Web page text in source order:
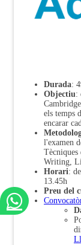
Durada:
Objectiu:
els temps
encarar
l'examen
Writing,
Horari:
13.45h
Preu del
C